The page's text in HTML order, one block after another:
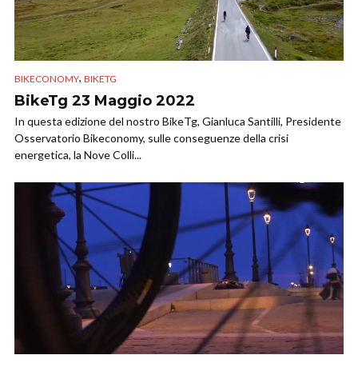
BIKECONOMY, BIKETG
BikeTg 23 Maggio 2022
In questa edizione del nostro BikeTg, Gianluca Santilli, Presidente
Osservatorio Bikeconomy, sulle conseguenze della crisi
energetica, la Nove Colli...